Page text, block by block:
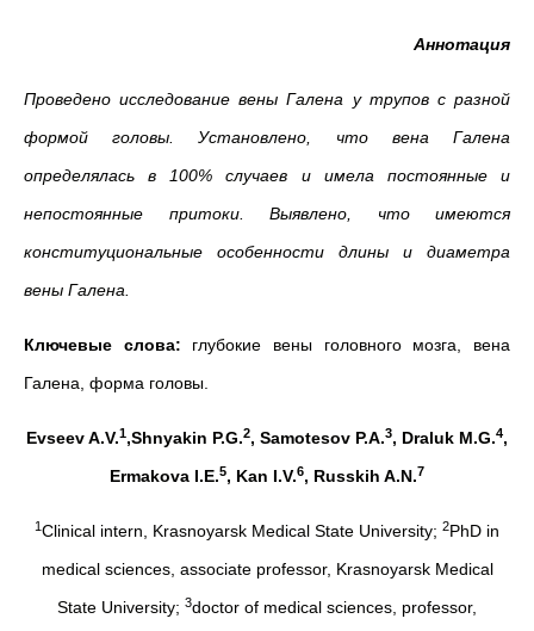
Аннотация
Проведено исследование вены Галена у трупов с разной
формой головы. Установлено, что вена Галена
определялась в 100% случаев и имела постоянные и
непостоянные притоки. Выявлено, что имеются
конституциональные особенности длины и диаметра
вены Галена.
Ключевые слова: глубокие вены головного мозга, вена
Галена, форма головы.
EvseevA.V.1,Shnyakin P.G.2, Samotesov P.A.3, Draluk M.G.4,
Ermakova I.E.5, Kan I.V.6, Russkih A.N.7
1Clinical intern, Krasnoyarsk Medical State University; 2PhD in
medical sciences, associate professor, Krasnoyarsk Medical
State University; 3doctor of medical sciences, professor,